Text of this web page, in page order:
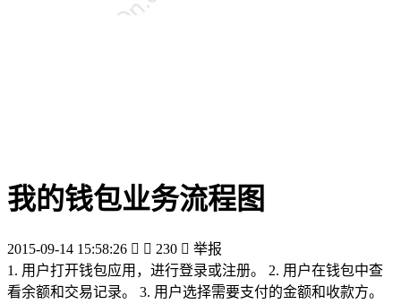
我的钱包业务流程图
2015-09-14 15:58:26   230  举报
1. 用户打开钱包应用，进行登录或注册。 2. 用户在钱包中查
看余额和交易记录。 3. 用户选择需要支付的金额和收款方。